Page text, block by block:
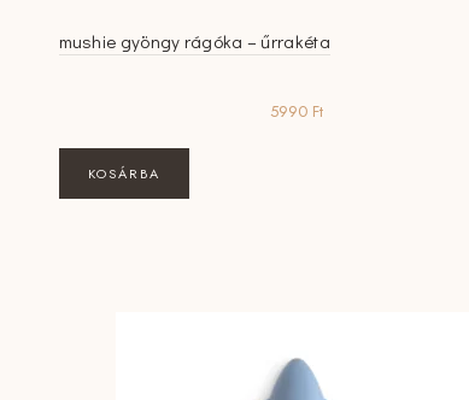
mushie gyöngy rágóka – űrrakéta
5990 Ft
KOSÁRBA